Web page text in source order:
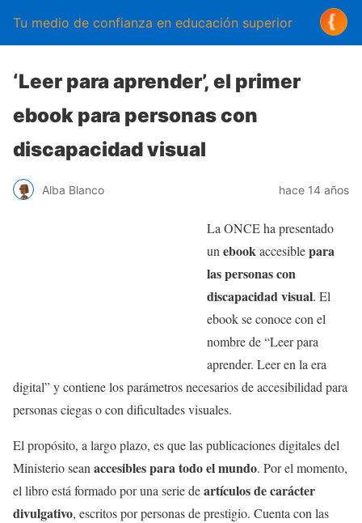
Tu medio de confianza en educación superior
‘Leer para aprender’, el primer
ebook para personas con
discapacidad visual
Alba Blanco hace 14 años
La ONCE ha presentado
un ebookaccesiblepara
las personas con
discapacidad visual. El
ebook se conoce con el
nombre de “Leer para
aprender. Leer en la era
digital” y contiene los parámetros necesarios de accesibilidad para
personas ciegas o con dificultades visuales.
El propósito, a largo plazo, es que las publicaciones digitales del
Ministerio sean accesibles para todo el mundo. Por el momento,
el libro está formado por una serie deartículos de carácter
divulgativo, escritos por personas de prestigio. Cuenta con las